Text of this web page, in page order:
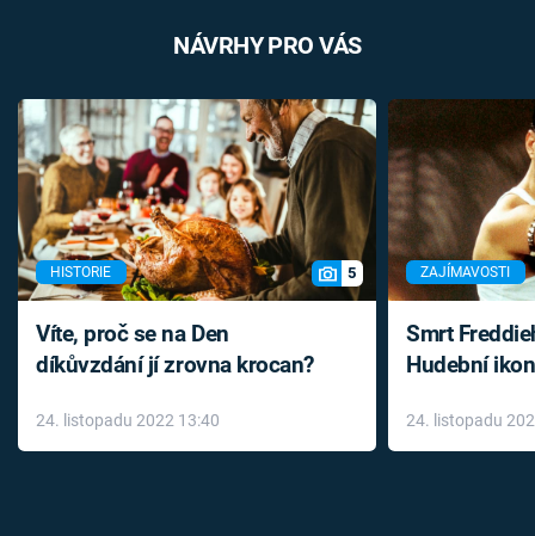
NÁVRHY PRO VÁS
HISTORIE 5
Víte, proč se na Den
díkůvzdání jí zrovna krocan?
24. listopadu 2022 13:40
ZAJÍMAVOSTI
Smrt
Hudební
léky
24. listopadu